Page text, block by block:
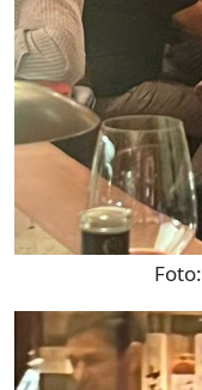
Foto: